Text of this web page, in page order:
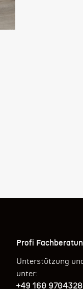
Profi
Unterstützung
unter:
+49 160